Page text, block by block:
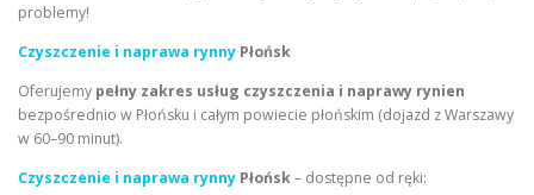
problemy!
Czyszczenie i naprawa rynny Płońsk
Oferujemy pełny zakres usług czyszczenia i naprawy rynien
bezpośrednio w Płońsku i całym powiecie płońskim (dojazd z Warszawy
w 60–90 minut).
Czyszczenie i naprawa rynny Płońsk– dostępne od ręki: